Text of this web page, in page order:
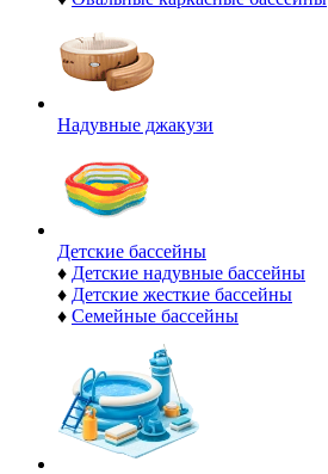
Надувные джакузи
Детские бассейны
♦ Детские надувные бассейны
♦ Детские жесткие бассейны
♦ Семейные бассейны